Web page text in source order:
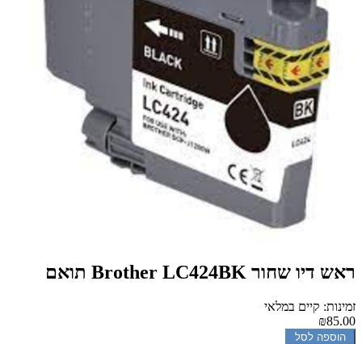
‏ראש דיו שחור Brother LC424BK תואם
זמינות: קיים במלאי
₪85.00
הוספה לסל